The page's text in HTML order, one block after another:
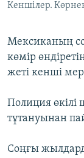
Кеншілер.
Мексиканың
көмір
жеті кенші
Полиция
тұтануынан
Соңғы